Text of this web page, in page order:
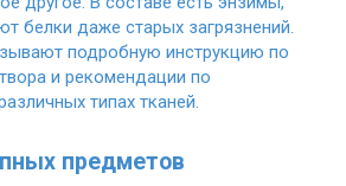
белки даже старых загрязнений.
подробную инструкцию по
и рекомендации по
типах тканей.
предметов